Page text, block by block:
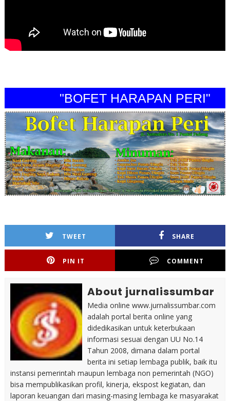
"BOFET HARAPAN PERI"
TWEET SHARE
PIN IT COMMENT
About jurnalissumbar
Media online www.jurnalissumbar.com
adalah portal berita online yang
didedikasikan untuk keterbukaan
informasi sesuai dengan UU No.14
Tahun 2008, dimana dalam portal
berita ini setiap lembaga publik, baik itu
instansi pemerintah maupun lembaga non pemerintah (NGO)
bisa mempublikasikan profil, kinerja, ekspost kegiatan, dan
laporan keuangan dari masing-masing lembaga ke masyarakat